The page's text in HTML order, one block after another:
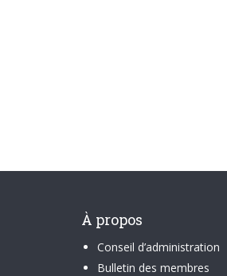
À propos
Conseil d’administration
Bulletin des membres